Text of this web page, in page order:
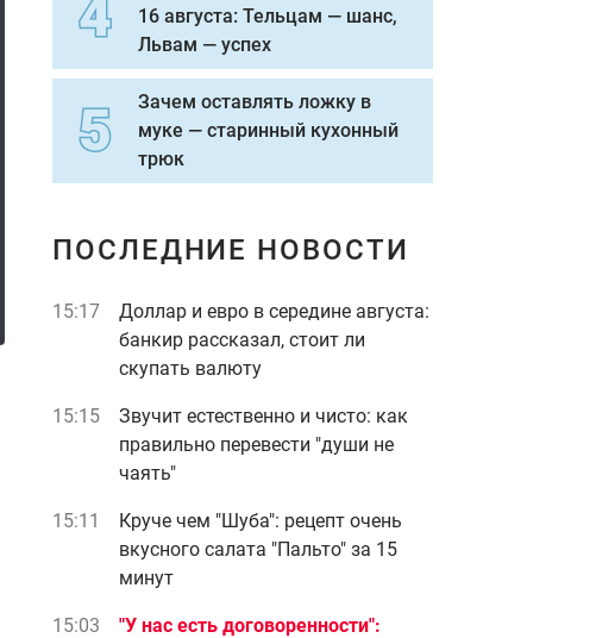
16 августа: Тельцам — шанс,
Львам — успех
Зачем оставлять ложку в
муке — старинный кухонный
трюк
ПОСЛЕДНИЕ НОВОСТИ
15:17
Доллар и евро в середине августа:
банкир рассказал, стоит ли
скупать валюту
15:15
Звучит естественно и чисто: как
правильно перевести "души не
чаять"
15:11
Круче чем "Шуба": рецепт очень
вкусного салата "Пальто" за 15
минут
15:03
"У нас есть договоренности":